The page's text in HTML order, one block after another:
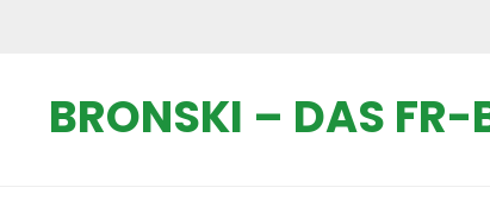
BRONSKI – DAS FR-